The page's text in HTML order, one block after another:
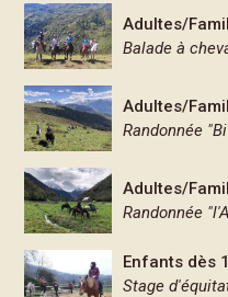
Adultes/
Balade à
Adultes/
Randonnée
Adultes/
Randonnée
Enfants dès
Stage